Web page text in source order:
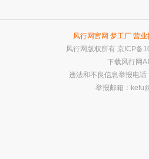
风行网官网 梦工厂 营业
风行网版权所有 京ICP备
下载风行网
违法和不良信息举报电
举报邮箱：